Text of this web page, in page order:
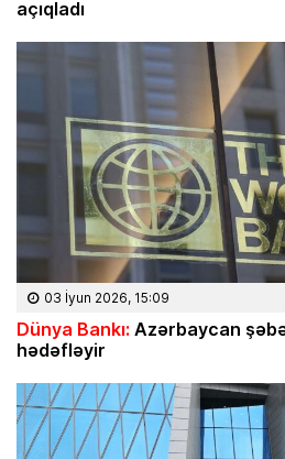
açıqladı
03 İyun 2026, 15:09
Dünya Bankı: Azərbaycan
hədəfləyir